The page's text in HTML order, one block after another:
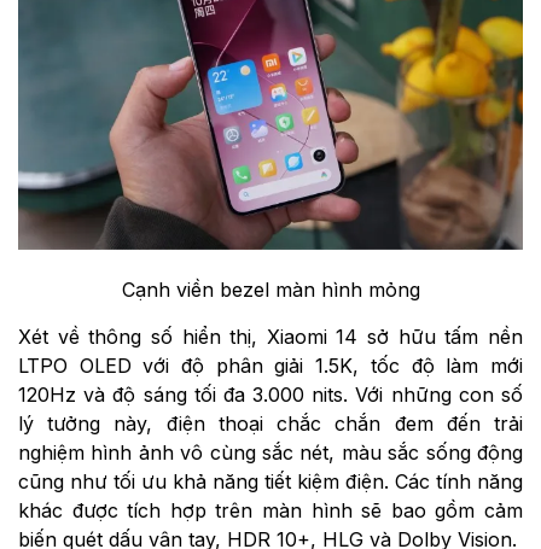
Cạnh viền bezel màn hình mỏng
Xét về thông số hiển thị, Xiaomi 14 sở hữu tấm nền
LTPO OLED với độ phân giải 1.5K, tốc độ làm mới
120Hz và độ sáng tối đa 3.000 nits. Với những con số
lý tưởng này, điện thoại chắc chắn đem đến trải
nghiệm hình ảnh vô cùng sắc nét, màu sắc sống động
cũng như tối ưu khả năng tiết kiệm điện. Các tính năng
khác được tích hợp trên màn hình sẽ bao gồm cảm
biến quét dấu vân tay, HDR 10+, HLG và Dolby Vision.